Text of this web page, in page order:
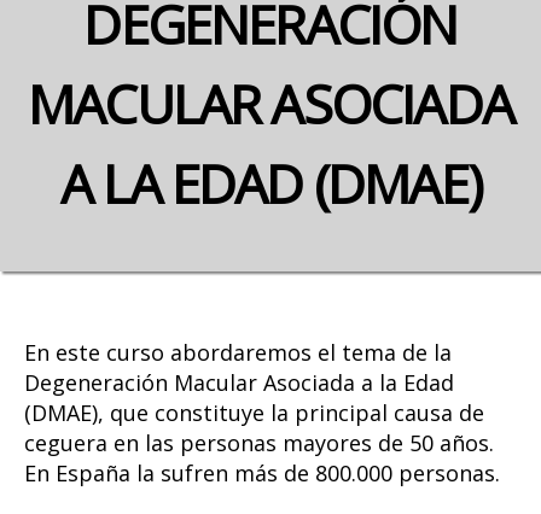
DEGENERACIÓN
MACULAR ASOCIADA
A LA EDAD (DMAE)
En este curso abordaremos el tema de la
Degeneración Macular Asociada a la Edad
(DMAE), que constituye la principal causa de
ceguera en las personas mayores de 50 años.
En España la sufren más de 800.000 personas.